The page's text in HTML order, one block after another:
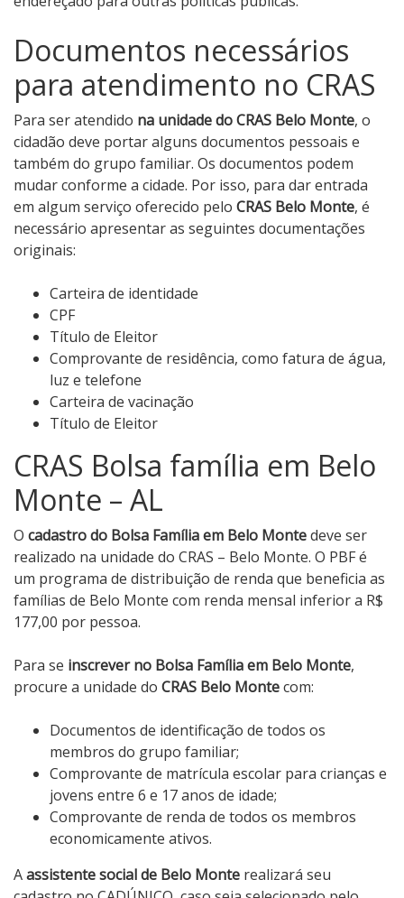
Documentos necessários
para atendimento no CRAS
Para ser atendido na unidade do CRAS Belo Monte, o
cidadão deve portar alguns documentos pessoais e
também do grupo familiar. Os documentos podem
mudar conforme a cidade. Por isso, para dar entrada
em algum serviço oferecido pelo CRAS Belo Monte, é
necessário apresentar as seguintes documentações
originais:
Carteira de identidade
CPF
Título de Eleitor
Comprovante de residência, como fatura de água,
luz e telefone
Carteira de vacinação
Título de Eleitor
CRAS Bolsa família em Belo
Monte – AL
O cadastro do Bolsa Família em Belo Montedeve ser
realizado na unidade do CRAS – Belo Monte. O PBF é
um programa de distribuição de renda que beneficia as
famílias de Belo Monte com renda mensal inferior a R$
177,00 por pessoa.
Para se inscrever no Bolsa Família em Belo Monte,
procure a unidade do CRAS Belo Montecom:
Documentos de identificação de todos os
membros do grupo familiar;
Comprovante de matrícula escolar para crianças e
jovens entre 6 e 17 anos de idade;
Comprovante de renda de todos os membros
economicamente ativos.
Aassistente social de Belo Monte realizará seu